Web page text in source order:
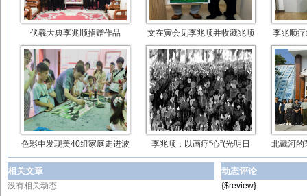
伏羲大典李兆顺捐赠作品 文在寅会见李兆顺并收藏兆顺 李兆顺
色彩中发现美40组家庭走进波 李兆顺：以画疗“心”(光明日 北戴河的
相关文章
没有相关动态
动态评论
{$review}